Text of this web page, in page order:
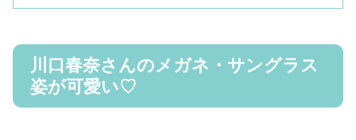
川口春奈さんのメガネ・サングラス
姿が可愛い♡